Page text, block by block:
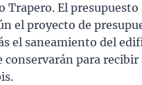
Trapero. El
el proyecto de
el saneamiento del
conservarán para